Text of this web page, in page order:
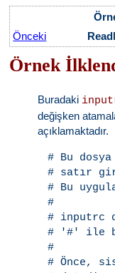
Önceki
Örnek
Buradaki
değişken
açıklamaktadır.
# Bu
# satır
# Bu
#
# inputrc
# '#' ile
#
# Önce,